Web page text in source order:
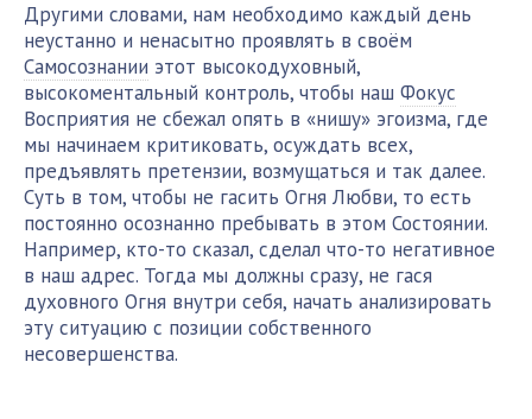
Другими словами, нам необходимо каждый день
неустанно и ненасытно проявлять в своём
Самосознании этот высокодуховный,
высокоментальный контроль, чтобы наш Фокус
Восприятия не сбежал опять в «нишу» эгоизма, где
мы начинаем критиковать, осуждать всех,
предъявлять претензии, возмущаться и так далее.
Суть в том, чтобы не гасить Огня Любви, то есть
постоянно осознанно пребывать в этом Состоянии.
Например, кто-то сказал, сделал что-то негативное
в наш адрес. Тогда мы должны сразу, не гася
духовного Огня внутри себя, начать анализировать
эту ситуацию с позиции собственного
несовершенства.